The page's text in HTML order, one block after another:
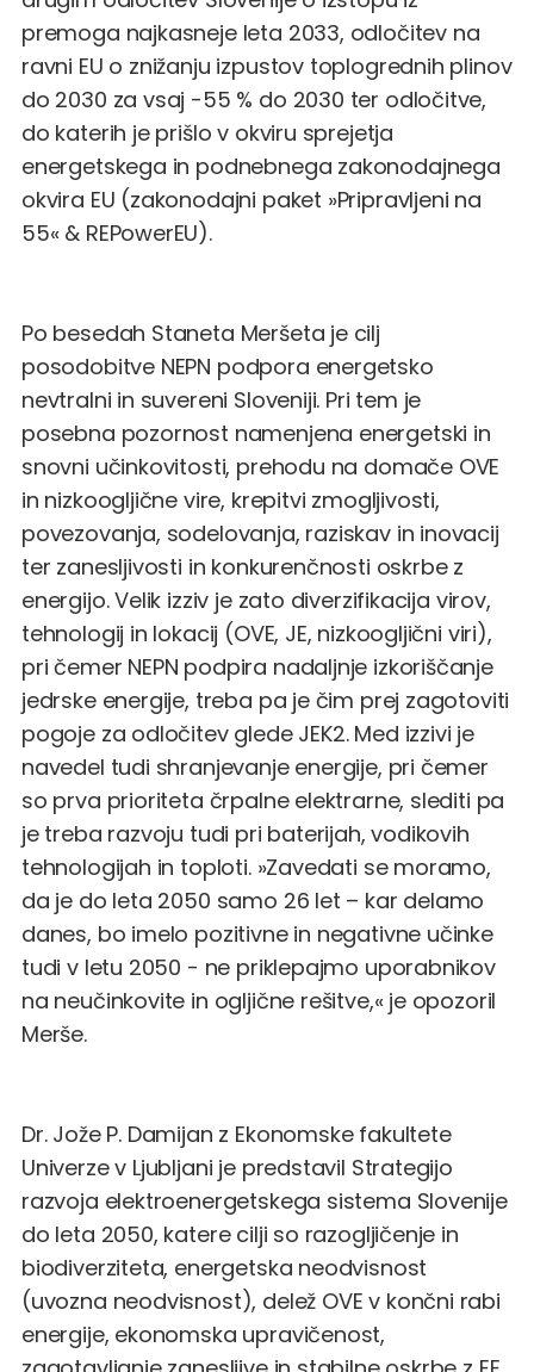
premoga najkasneje leta 2033, odločitev na
ravni EU o znižanju izpustov toplogrednih plinov
do 2030 za vsaj -55 % do 2030 ter odločitve,
do katerih je prišlo v okviru sprejetja
energetskega in podnebnega zakonodajnega
okvira EU (zakonodajni paket »Pripravljeni na
55« & REPowerEU).
Po besedah Staneta Meršeta je cilj
posodobitve NEPN podpora energetsko
nevtralni in suvereni Sloveniji. Pri tem je
posebna pozornost namenjena energetski in
snovni učinkovitosti, prehodu na domače OVE
in nizkoogljične vire, krepitvi zmogljivosti,
povezovanja, sodelovanja, raziskav in inovacij
ter zanesljivosti in konkurenčnosti oskrbe z
energijo. Velik izziv je zato diverzifikacija virov,
tehnologij in lokacij (OVE, JE, nizkoogljični viri),
pri čemer NEPN podpira nadaljnje izkoriščanje
jedrske energije, treba pa je čim prej zagotoviti
pogoje za odločitev glede JEK2. Med izzivi je
navedel tudi shranjevanje energije, pri čemer
so prva prioriteta črpalne elektrarne, slediti pa
je treba razvoju tudi pri baterijah, vodikovih
tehnologijah in toploti. »Zavedati se moramo,
da je do leta 2050 samo 26 let – kar delamo
danes, bo imelo pozitivne in negativne učinke
tudi v letu 2050 - ne priklepajmo uporabnikov
na neučinkovite in ogljične rešitve,« je opozoril
Merše.
Dr. Jože P. Damijan z Ekonomske fakultete
Univerze v Ljubljani je predstavil Strategijo
razvoja elektroenergetskega sistema Slovenije
do leta 2050, katere cilji so razogljičenje in
biodiverziteta, energetska neodvisnost
(uvozna neodvisnost), delež OVE v končni rabi
energije, ekonomska upravičenost,